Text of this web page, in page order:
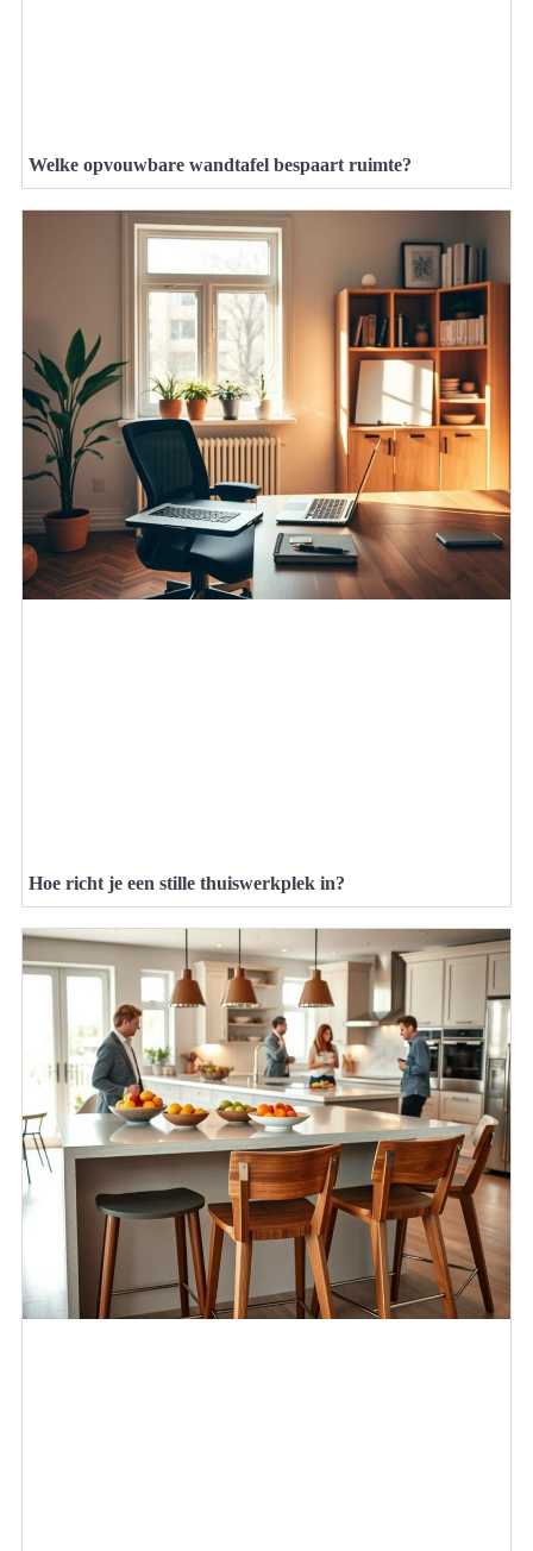
Welke opvouwbare wandtafel bespaart ruimte?
Hoe richt je een stille thuiswerkplek in?